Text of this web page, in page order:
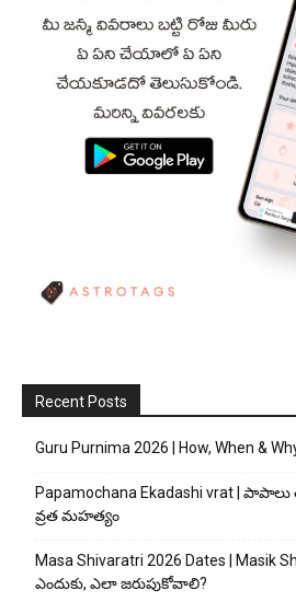
Recent Posts
Guru Purnima 2026 | How, When &
Papamochana Ekadashi vrat |
వ్రత మహత్యం
Masa Shivaratri 2026 Dates | Masik
ఎందుకు, ఎలా జరుపుకోవాలి?